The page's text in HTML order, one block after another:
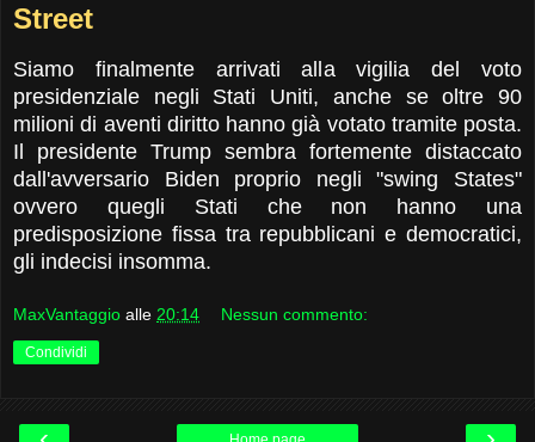
Street
Siamo finalmente arrivati alla vigilia del voto
presidenziale negli Stati Uniti, anche se oltre 90
milioni di aventi diritto hanno già votato tramite posta.
Il presidente Trump sembra fortemente distaccato
dall'avversario Biden proprio negli "swing States"
ovvero quegli Stati che non hanno una
predisposizione fissa tra repubblicani e democratici,
gli indecisi insomma.
MaxVantaggio alle 20:14 Nessun commento:
Condividi